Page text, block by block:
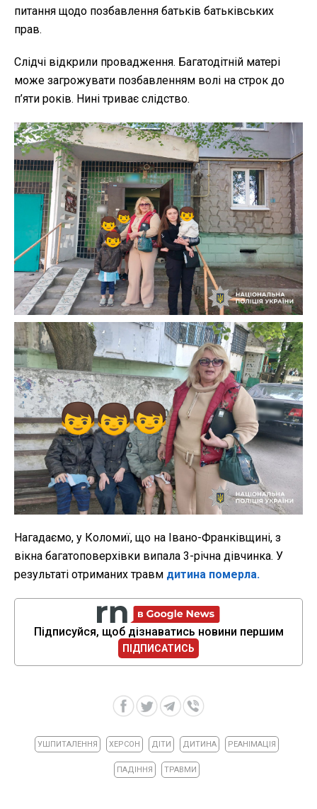
питання щодо позбавлення батьків батьківських
прав.
Слідчі відкрили провадження. Багатодітній матері
може загрожувати позбавленням волі на строк до
п’яти років. Нині триває слідство.
Нагадаємо, у Коломиї, що на Івано-Франківщині, з
вікна багатоповерхівки випала 3-річна дівчинка. У
результаті отриманих травм дитина померла.
Підписуйся, щоб дізнаватись новини першим
ПІДПИСАТИСЬ
УШПИТАЛЕННЯ ХЕРСОН ДІТИ ДИТИНА РЕАНІМАЦІЯ
ПАДІННЯ ТРАВМИ